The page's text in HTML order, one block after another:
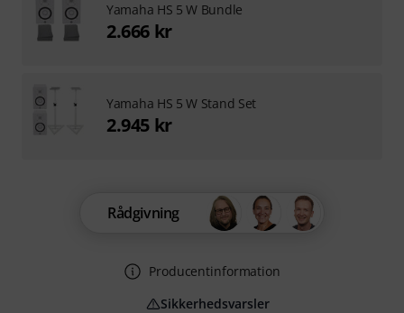
Rådgivning
Producentinformation
Sikkerhedsvarsler
Yamaha HS 5 W Bundle
2.666 kr
Yamaha HS 5 W Stand Set
2.945 kr